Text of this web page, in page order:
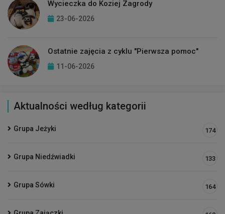
Wycieczka do Koziej Zagrody
23-06-2026
Ostatnie zajęcia z cyklu "Pierwsza pomoc"
11-06-2026
Aktualności według kategorii
Grupa Jeżyki 174
Grupa Niedźwiadki 133
Grupa Sówki 164